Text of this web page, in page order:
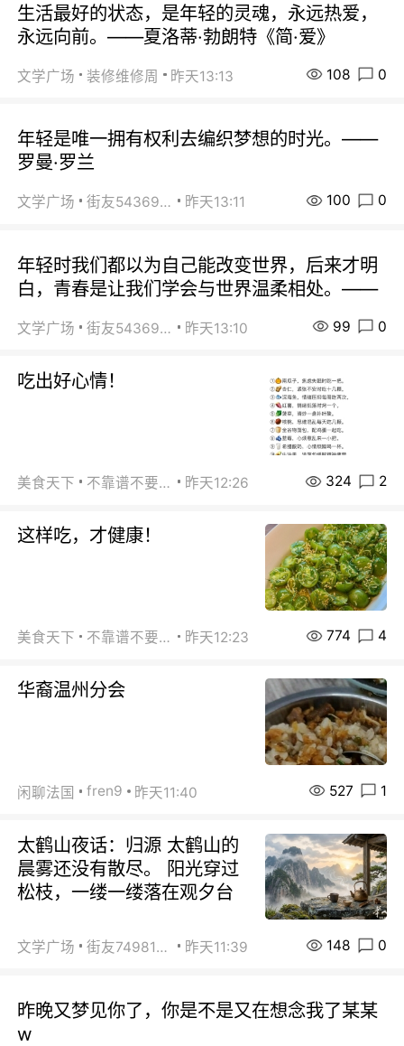
生活最好的状态，是年轻的灵魂，永远热爱，
永远向前。——夏洛蒂·勃朗特《简·爱》
文学广场 装修维修周 昨天13:13 108 0
年轻是唯一拥有权利去编织梦想的时光。——
罗曼·罗兰
文学广场 街友54369822 昨天13:11 100 0
年轻时我们都以为自己能改变世界，后来才明
白，青春是让我们学会与世界温柔相处。——
文学广场 街友54369822 昨天13:10 99 0
吃出好心情！
美食天下 不靠谱不要联系 昨天12:26 324 2
这样吃，才健康！
美食天下 不靠谱不要联系 昨天12:23 774 4
华裔温州分会
闲聊法国 fren9 昨天11:40 527 1
太鹤山夜话：归源 太鹤山的
晨雾还没有散尽。 阳光穿过
松枝，一缕一缕落在观夕台
文学广场 街友74981146 昨天11:39 148 0
昨晚又梦见你了，你是不是又在想念我了某某
w